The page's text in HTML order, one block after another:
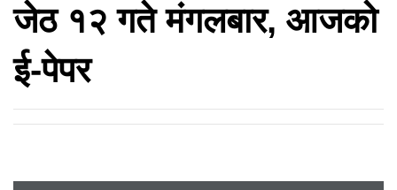
जेठ १२ गते मंगलबार, आजको
ई-पेपर